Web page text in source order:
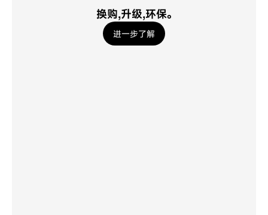
换购,升级,环保。
进一步了解